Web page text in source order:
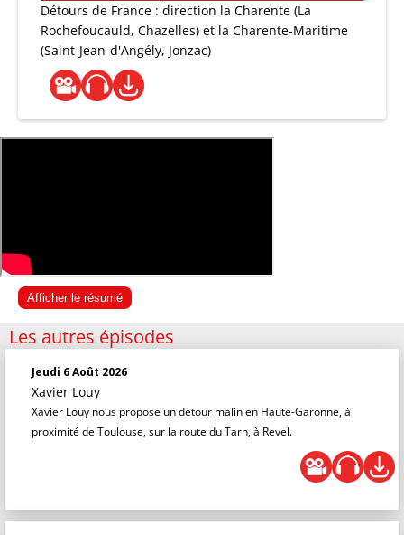
Détours de France : direction la Charente (La
Rochefoucauld, Chazelles) et la Charente-Maritime
(Saint-Jean-d'Angély, Jonzac)
Afficher le résumé
Les autres épisodes
Jeudi 6 Août 2026
Xavier Louy
Xavier Louy nous propose un détour malin en Haute-Garonne, à
proximité de Toulouse, sur la route du Tarn, à Revel.